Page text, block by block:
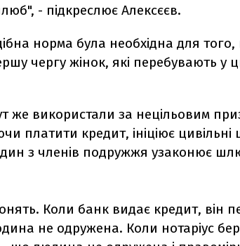
- підкреслює Алексєєв.
норма була необхідна для
чергу жінок, які перебувають у
же використали за нецільовим
платити кредит, ініціює цивільні
з членів подружжя узаконює
Коли банк видає кредит, він
не одружена. Коли нотаріус